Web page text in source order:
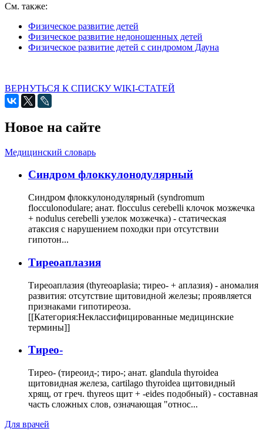
См. также:
Физическое развитие детей
Физическое развитие недоношенных детей
Физическое развитие детей с синдромом Дауна
ВЕРНУТЬСЯ К СПИСКУ WIKI-СТАТЕЙ
Новое на сайте
Медицинский словарь
Cиндром флоккулонодулярный
Синдром флоккулонодулярный (syndromum
flocculonodulare; анат. flocculus cerebelli клочок мозжечка
+ nodulus cerebelli узелок мозжечка) - статическая
атаксия с нарушением походки при отсутствии
гипотон...
Тиреоаплазия
Тиреоаплазия (thyreoaplasia; тирео- + аплазия) - аномалия
развития: отсутствие щитовидной железы; проявляется
признаками гипотиреоза.
[[Категория:Неклассифицированные медицинские
термины]]
Тирео-
Тирео- (тиреоид-; тиро-; анат. glandula thyroidea
щитовидная железа, cartilago thyroidea щитовидный
хрящ, от греч. thyreos щит + -eides подобный) - составная
часть сложных слов, означающая "относ...
Для врачей